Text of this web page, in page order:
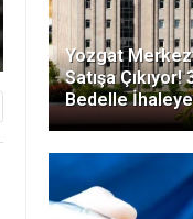
Yozgat
Satışa
Bedelle